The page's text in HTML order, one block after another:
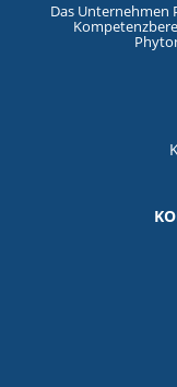
Das Unternehmen